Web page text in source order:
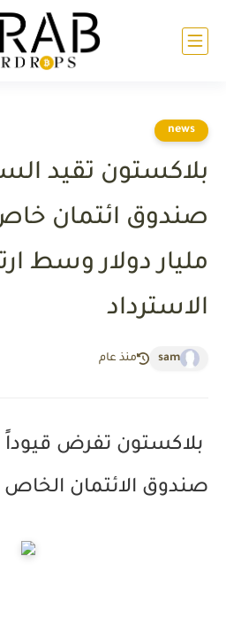
news
بلاكستون تقيد
مليار دولار وسط
الاسترداد
sam منذ عام
بلاكستون تفرض
صندوق الائتمان الخاص